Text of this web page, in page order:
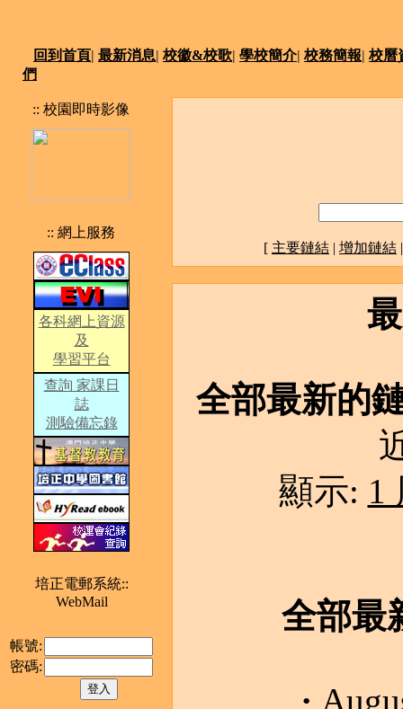
回到首頁| 最新消息| 校徽&校歌| 學校簡介| 校務簡報| 校曆
們
:: 校園即時影像
:: 網上服務
各科網上資源
及
學習平台
查詢 家課日
誌
測驗備忘錄
培正電郵系統::
WebMail
帳號:
密碼:
[ 主要鏈結 | 增加鏈結
全部最新的
顯示: 1
全部最
·